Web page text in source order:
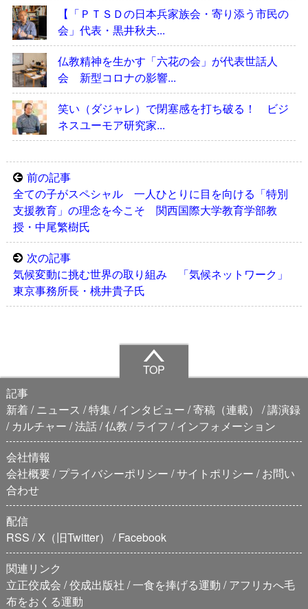
【「ＰＴＳＤの日本兵家族会・寄り添う市民の
会」代表・黒井秋夫...
仏教精神を生かす「六花の会」が代表世話人
会 新型コロナの影響...
笑い（ダジャレ）で閉塞感を打ち破る！ ビジ
ネスユーモア研究家...
前の記事
全ての子がスペシャル 一人ひとりに目を向ける「特別
支援教育」の理念を今こそ 関西国際大学教育学部教
授・中尾繁樹氏
次の記事
気候変動に挑む世界の取り組み 「気候ネットワーク」
東京事務所長・桃井貴子氏
TOP
記事
新着
ニュース 特集 インタビュー 寄稿（連載）
講演録
カルチャー 法話 仏教 ライフ
インフォメーション
会社情報
会社概要 プライバシーポリシー サイトポリシー
お問い
合わせ
配信
RSS X（旧Twitter）
Facebook
関連リンク
立正佼成会 佼成出版社 一食を捧げる運動
アフリカへ毛
布をおくる運動